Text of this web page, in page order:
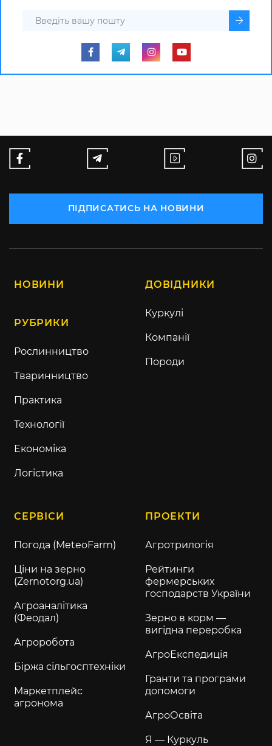
ПІДПИСАТИСЬ НА НОВИНИ
НОВИНИ
РУБРИКИ
Рослинництво
Тваринництво
Практика
Технології
Економіка
Логістика
ДОВІДНИКИ
Куркулі
Компанії
Породи
СЕРВІСИ
Погода (MeteoFarm)
Ціни на зерно
(Zernotorg.ua)
Агроаналітика
(Феодал)
Агроробота
Біржа сільгосптехніки
Маркетплейс
агронома
ПРОЕКТИ
Агротрилогія
Рейтинги
фермерських
господарств України
Зерно в корм —
вигідна переробка
АгроЕкспедиція
Гранти та програми
допомоги
АгроОсвіта
Я — Куркуль